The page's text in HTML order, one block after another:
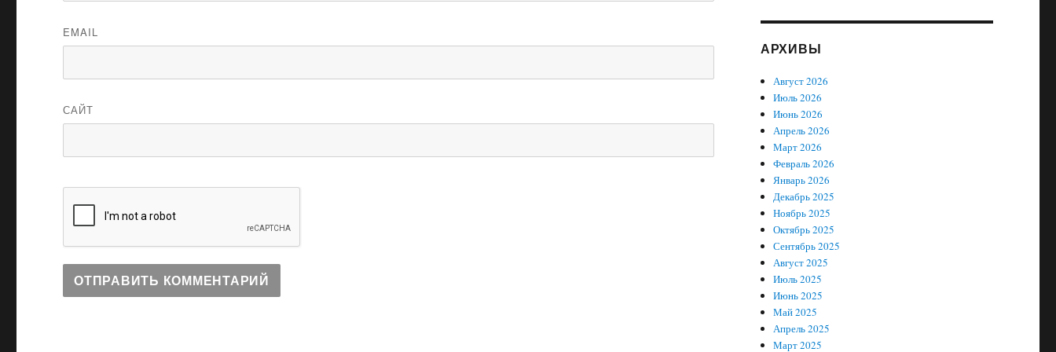
EMAIL
САЙТ
АРХИВЫ
Август 2026
Июль 2026
Июнь 2026
Апрель 2026
Март 2026
Февраль 2026
Январь 2026
Декабрь 2025
Ноябрь 2025
Октябрь 2025
Сентябрь 2025
Август 2025
Июль 2025
Июнь 2025
Май 2025
Апрель 2025
Март 2025